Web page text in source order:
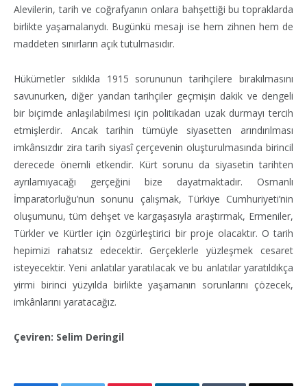
Alevilerin, tarih ve coğrafyanın onlara bahşettiği bu topraklarda
birlikte yaşamalarıydı. Bugünkü mesajı ise hem zihnen hem de
maddeten sınırların açık tutulmasıdır.
Hükümetler sıklıkla 1915 sorununun tarihçilere bırakılmasını
savunurken, diğer yandan tarihçiler geçmişin dakik ve dengeli
bir biçimde anlaşılabilmesi için politikadan uzak durmayı tercih
etmişlerdir. Ancak tarihin tümüyle siyasetten arındırılması
imkânsızdır zira tarih siyasî çerçevenin oluşturulmasında birincil
derecede önemli etkendir. Kürt sorunu da siyasetin tarihten
ayrılamıyacağı gerçeğini bize dayatmaktadır. Osmanlı
İmparatorluğu’nun sonunu çalışmak, Türkiye Cumhuriyeti’nin
oluşumunu, tüm dehşet ve kargaşasıyla araştırmak, Ermeniler,
Türkler ve Kürtler için özgürleştirici bir proje olacaktır. O tarih
hepimizi rahatsız edecektir. Gerçeklerle yüzleşmek cesaret
isteyecektir. Yeni anlatılar yaratılacak ve bu anlatılar yaratıldıkça
yirmi birinci yüzyılda birlikte yaşamanın sorunlarını çözecek,
imkânlarını yaratacağız.
Çeviren: Selim Deringil